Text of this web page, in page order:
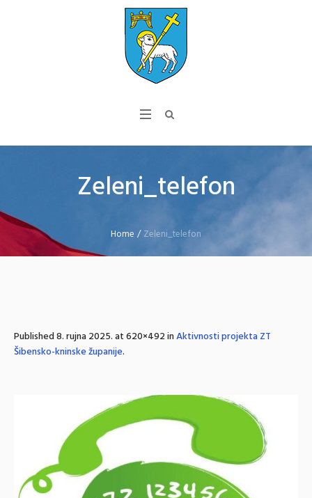
Zeleni_telefon
Home /Zeleni_telefon
Published8. rujna 2025.at 620×492 inAktivnosti projekta ZT
Šibensko-kninske županije.